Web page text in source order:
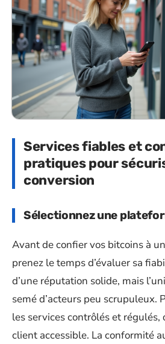
Services fiables et
pratiques pour
conversion
Sélectionnez une
Avant de confier vos bitcoins à
prenez le temps d’évaluer sa
d’une réputation solide, mais
semé d’acteurs peu scrupuleux.
les services contrôlés et régulés,
client accessible. La conformité